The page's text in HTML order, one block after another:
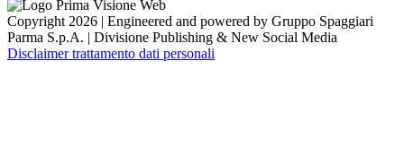
Copyright 2026 | Engineered and powered by Gruppo Spaggiari
Parma S.p.A. | Divisione Publishing & New Social Media
Disclaimer trattamento dati personali